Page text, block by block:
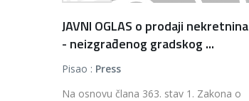
JAVNI OGLAS o prodaji nekretnina
- neizgrađenog gradskog ...
Pisao : Press
Na osnovu člana 363. stav 1. Zakona o